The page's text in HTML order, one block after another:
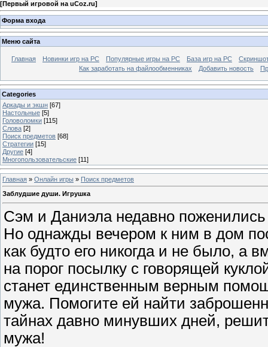
[Первый игровой на uCoz.ru]
Форма входа
Меню сайта
Главная Новинки игр на PC Популярные игры на PC База игр на РС
Как заработать на файлообменниках
Добавить новость
Categories
Аркады и экшн [67]
Настольные [5]
Головоломки [115]
Слова [2]
Поиск предметов [68]
Стратегии [15]
Другие [4]
Многопользовательские [11]
Главная » Онлайн игры » Поиск предметов
Заблудшие души. Игрушка
Сэм и Даниэла недавно
Но однажды вечером к ним в дом
как будто его никогда и не было, а
на порог посылку с говорящей
станет единственным верным
мужа. Помогите ей найти
тайнах давно минувших дней,
мужа!